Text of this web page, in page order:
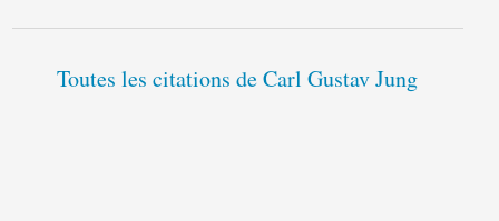
Toutes les citations de Carl Gustav Jung